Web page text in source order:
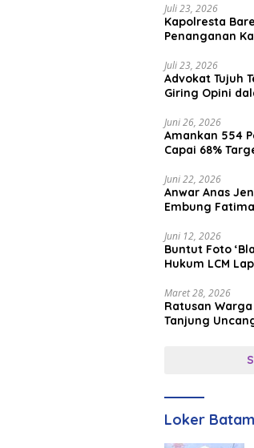
Juli 23, 2026
Kapolresta
Penanganan
Juli 23, 2026
Advokat Tujuh
Giring Opini
Juni 26, 2026
Amankan 554
Capai 68%
Juni 22, 2026
Anwar Anas
Embung
Juni 12, 2026
Buntut Foto
Hukum LCM
Maret 28, 2026
Ratusan
Tanjung
Loker Batam